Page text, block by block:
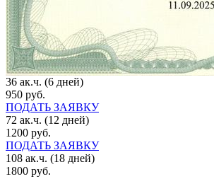
36 ак.ч. (6 дней)
950 руб.
ПОДАТЬ ЗАЯВКУ
72 ак.ч. (12 дней)
1200 руб.
ПОДАТЬ ЗАЯВКУ
108 ак.ч. (18 дней)
1800 руб.